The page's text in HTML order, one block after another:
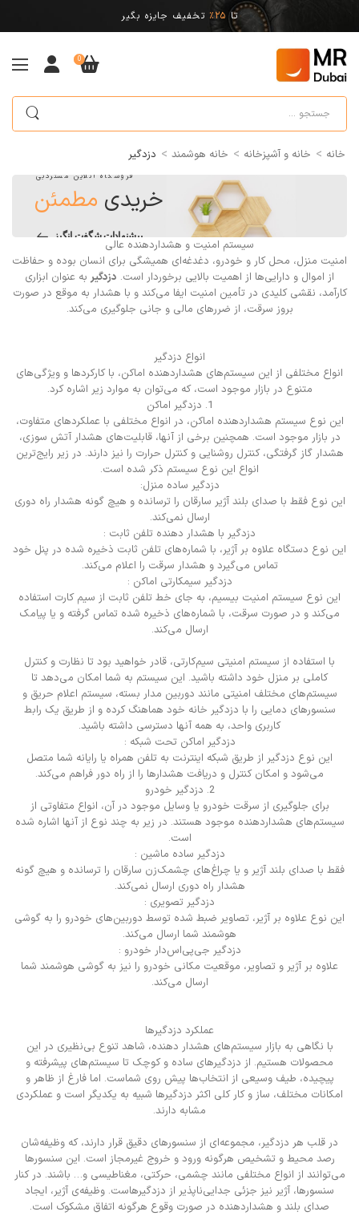
تا 25% تخفیف جایزه بگیر
0
خانه > خانه و آشپزخانه > خانه هوشمند > دزدگیر
فروشگاه آنلاین مستردبی
خریدی مطمئن
پیشنهادات شگفت انگیز
سیستم امنیت و هشداردهنده عالی
امنیت منزل، محل کار و خودرو، دغدغه‌ای همیشگی برای انسان بوده و حفاظت
از اموال و دارایی‌ها از اهمیت بالایی برخوردار است. دزدگیر به عنوان ابزاری
کارآمد، نقشی کلیدی در تأمین امنیت ایفا می‌کند و با هشدار به موقع در صورت
بروز سرقت، از ضررهای مالی و جانی جلوگیری می‌کند.
انواع دزدگیر
انواع مختلفی از این سیستم‌های هشداردهنده اماکن، با کارکردها و ویژگی‌های
متنوع در بازار موجود است، که می‌توان به موارد زیر اشاره کرد.
1. دزدگیر اماکن
این نوع سیستم هشداردهنده اماکن، در انواع مختلفی با عملکردهای متفاوت،
در بازار موجود است. همچنین برخی از آنها، قابلیت‌های هشدار آتش سوزی،
هشدار گاز گرفتگی، کنترل روشنایی و کنترل حرارت را نیز دارند. در زیر رایج‌ترین
انواع این نوع سیستم ذکر شده است.
دزدگیر ساده منزل:
این نوع فقط با صدای بلند آژیر سارقان را ترسانده و هیچ گونه هشدار راه دوری
ارسال نمی‌کند.
دزدگیر با هشدار دهنده تلفن ثابت :
این نوع دستگاه علاوه بر آژیر، با شماره‌های تلفن ثابت ذخیره شده در پنل خود
تماس می‌گیرد و هشدار سرقت را اعلام می‌کند.
دزدگیر سیمکارتی اماکن :
این نوع سیستم امنیت بیسیم، به جای خط تلفن ثابت از سیم کارت استفاده
می‌کند و در صورت سرقت، با شماره‌های ذخیره شده تماس گرفته و یا پیامک
ارسال می‌کند.
با استفاده از سیستم امنیتی سیم‌کارتی، قادر خواهید بود تا نظارت و کنترل
کاملی بر منزل خود داشته باشید. این سیستم به شما امکان می‌دهد تا
سیستم‌های مختلف امنیتی مانند دوربین مدار بسته، سیستم اعلام حریق و
سنسورهای دمایی را با دزدگیر خانه خود هماهنگ کرده و از طریق یک رابط
کاربری واحد، به همه آنها دسترسی داشته باشید.
دزدگیر اماکن تحت شبکه :
این نوع دزدگیر از طریق شبکه اینترنت به تلفن همراه یا رایانه شما متصل
می‌شود و امکان کنترل و دریافت هشدارها را از راه دور فراهم می‌کند.
2. دزدگیر خودرو
برای جلوگیری از سرقت خودرو یا وسایل موجود در آن، انواع متفاوتی از
سیستم‌های هشداردهنده موجود هستند. در زیر به چند نوع از آنها اشاره شده
است.
دزدگیر ساده ماشین :
فقط با صدای بلند آژیر و یا چراغ‌های چشمک‌زن سارقان را ترسانده و هیچ گونه
هشدار راه دوری ارسال نمی‌کند.
دزدگیر تصویری :
این نوع علاوه بر آژیر، تصاویر ضبط شده توسط دوربین‌های خودرو را به گوشی
هوشمند شما ارسال می‌کند.
دزدگیر جی‌پی‌اس‌دار خودرو :
علاوه بر آژیر و تصاویر، موقعیت مکانی خودرو را نیز به گوشی هوشمند شما
ارسال می‌کند.
عملکرد دزدگیرها
با نگاهی به بازار سیستم‌های هشدار دهنده، شاهد تنوع بی‌نظیری در این
محصولات هستیم. از دزدگیرهای ساده و کوچک تا سیستم‌های پیشرفته و
پیچیده، طیف وسیعی از انتخاب‌ها پیش روی شماست. اما فارغ از ظاهر و
امکانات مختلف، ساز و کار کلی اکثر دزدگیرها شبیه به یکدیگر است و عملکردی
مشابه دارند.
در قلب هر دزدگیر، مجموعه‌ای از سنسورهای دقیق قرار دارند، که وظیفه‌شان
رصد محیط و تشخیص هرگونه ورود و خروج غیرمجاز است. این سنسورها
می‌توانند از انواع مختلفی مانند چشمی، حرکتی، مغناطیسی و… باشند. در کنار
سنسورها، آژیر نیز جزئی جدایی‌ناپذیر از دزدگیرهاست. وظیفه‌ی آژیر، ایجاد
صدای بلند و هشداردهنده در صورت وقوع هرگونه اتفاق مشکوک است.